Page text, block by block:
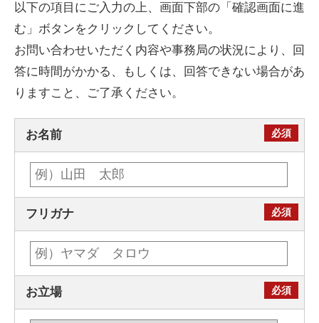
以下の項目にご入力の上、画面下部の「確認画面に進
む」ボタンをクリックしてください。
お問い合わせいただく内容や事務局の状況により、回
答に時間がかかる、もしくは、回答できない場合があ
りますこと、ご了承ください。
お名前
フリガナ
お立場